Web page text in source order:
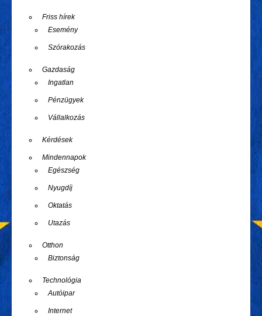
Friss hírek
Esemény
Szórakozás
Gazdaság
Ingatlan
Pénzügyek
Vállalkozás
Kérdések
Mindennapok
Egészség
Nyugdíj
Oktatás
Utazás
Otthon
Biztonság
Technológia
Autóipar
Internet